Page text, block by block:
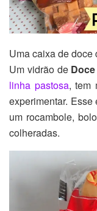
Uma caixa de doce
Um vidrão de
linha pastosa, tem
experimentar.
um rocambole,
colheradas.